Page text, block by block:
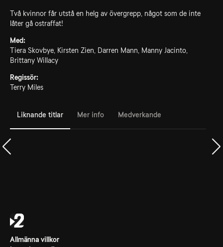
Två kvinnor får utstå en helg av övergrepp, något som de inte
låter gå ostraffat!
Med:
Tiera Skovbye, Kirsten Zien, Darren Mann, Manny Jacinto,
Brittany Willacy
Regissör:
Terry Miles
Liknande titlar Mer info Medverkande
Allmänna villkor